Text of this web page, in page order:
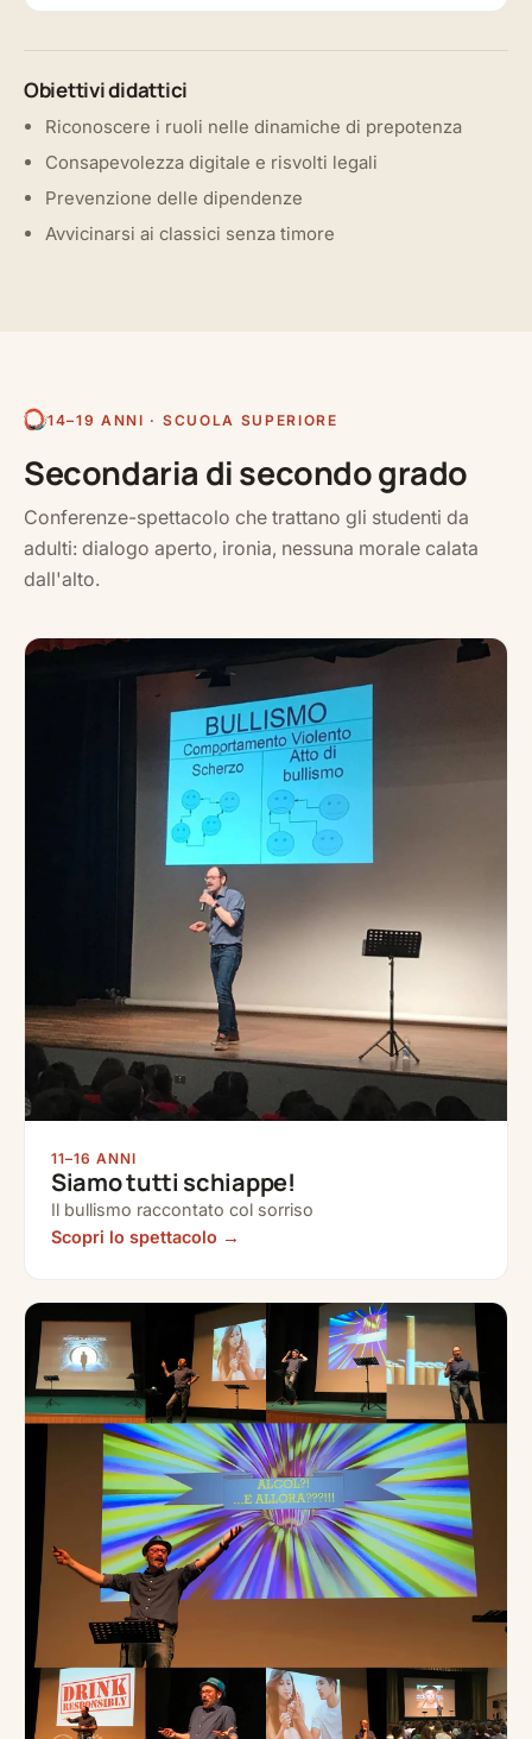
Obiettivi didattici
Riconoscere i ruoli nelle dinamiche di prepotenza
Consapevolezza digitale e risvolti legali
Prevenzione delle dipendenze
Avvicinarsi ai classici senza timore
14–19 ANNI · SCUOLA SUPERIORE
Secondaria di secondo grado
Conferenze-spettacolo che trattano gli studenti da
adulti: dialogo aperto, ironia, nessuna morale calata
dall'alto.
11–16 ANNI
Siamo tutti schiappe!
Il bullismo raccontato col sorriso
Scopri lo spettacolo